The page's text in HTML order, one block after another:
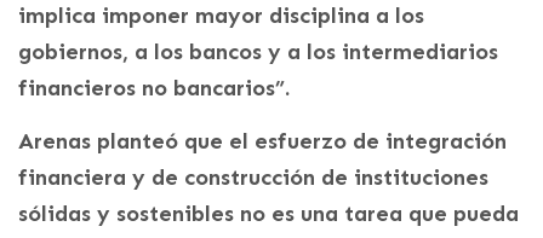
implica imponer mayor disciplina a los
gobiernos, a los bancos y a los intermediarios
financieros no bancarios”.
Arenas planteó que el esfuerzo de integración
financiera y de construcción de instituciones
sólidas y sostenibles no es una tarea que pueda